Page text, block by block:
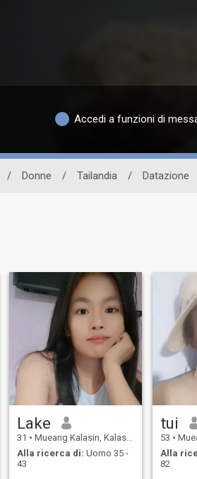
Accedi a funzioni di
/ Donne / Tailandia / Datazione
Lake
31 • Mueang Kalasin, Kalasin, Thailandia
Alla ricerca di: Uomo 35 -
43
tui
53 •
Alla
82